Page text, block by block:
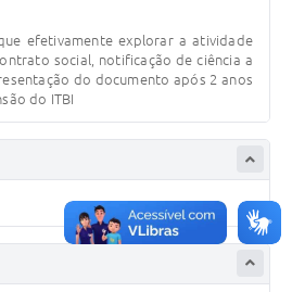
efetivamente explorar a atividade
social, notificação de ciência a
do documento após 2 anos
do ITBI